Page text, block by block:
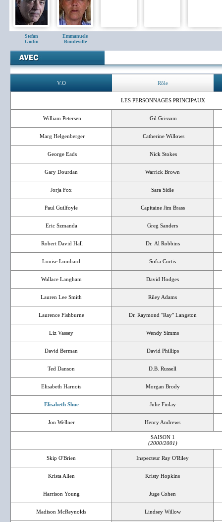
Stefan
Godin
Emmanuele
Bondeville
V.O Rôle
LES PERSONNAGES PRINCIPAUX
William Petersen Gil Grissom
Marg Helgenberger Catherine Willows
George Eads Nick Stokes
Gary Dourdan Warrick Brown
Jorja Fox Sara Sidle
Paul Guilfoyle Capitaine Jim Brass
Eric Szmanda Greg Sanders
Robert David Hall Dr. Al Robbins
Louise Lombard Sofia Curtis
Wallace Langham David Hodges
Lauren Lee Smith Riley Adams
Laurence Fishburne Dr. Raymond "Ray" Langston
Liz Vassey Wendy Simms
David Berman David Phillips
Ted Danson D.B. Russell
Elisabeth Harnois Morgan Brody
Elisabeth Shue Julie Finlay
Jon Wellner Henry Andrews
SAISON 1
(2000/2001)
Skip O'Brien Inspecteur Ray O'Riley
Krista Allen Kristy Hopkins
Harrison Young Juge Cohen
Madison McReynolds Lindsey Willow